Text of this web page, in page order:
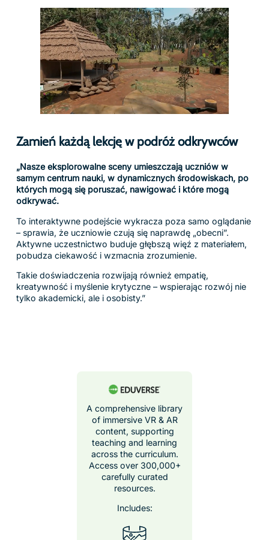
of immersive VR & AR
content, supporting
teaching and learning
across the curriculum.
Access over 300,000+
carefully curated
resources.
Includes:
360° images and videos
Explorable scenes
take immersive
with tools to create,
explore, and connect
learning to the real
world.
Includes:
library